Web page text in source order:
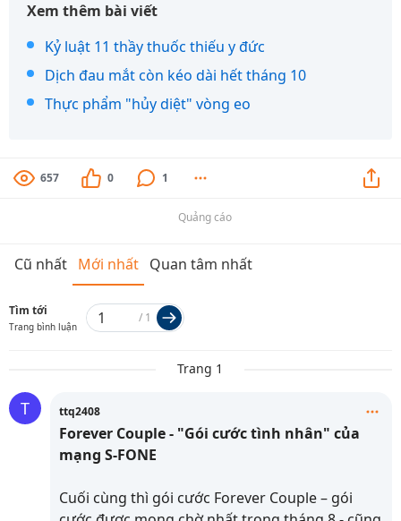
Xem thêm bài viết
Kỷ luật 11 thầy thuốc thiếu y đức
Dịch đau mắt còn kéo dài hết tháng 10
Thực phẩm "hủy diệt" vòng eo
657 0 1
Quảng cáo
Cũ nhất Mới nhất Quan tâm nhất
Tìm tới
Trang bình luận
/ 1
Trang 1
T ttq2408
Forever Couple - "Gói cước tình nhân" của
mạng S-FONE
Cuối cùng thì gói cước Forever Couple – gói